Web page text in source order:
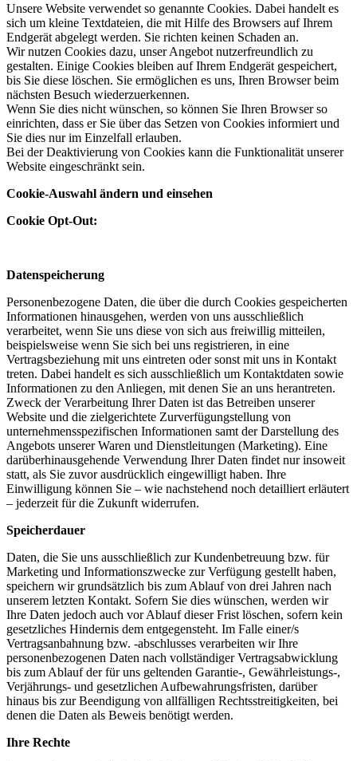
Unsere Website verwendet so genannte Cookies. Dabei handelt es
sich um kleine Textdateien, die mit Hilfe des Browsers auf Ihrem
Endgerät abgelegt werden. Sie richten keinen Schaden an.
Wir nutzen Cookies dazu, unser Angebot nutzerfreundlich zu
gestalten. Einige Cookies bleiben auf Ihrem Endgerät gespeichert,
bis Sie diese löschen. Sie ermöglichen es uns, Ihren Browser beim
nächsten Besuch wiederzuerkennen.
Wenn Sie dies nicht wünschen, so können Sie Ihren Browser so
einrichten, dass er Sie über das Setzen von Cookies informiert und
Sie dies nur im Einzelfall erlauben.
Bei der Deaktivierung von Cookies kann die Funktionalität unserer
Website eingeschränkt sein.
Cookie-Auswahl ändern und einsehen
Cookie Opt-Out:
Datenspeicherung
Personenbezogene Daten, die über die durch Cookies gespeicherten
Informationen hinausgehen, werden von uns ausschließlich
verarbeitet, wenn Sie uns diese von sich aus freiwillig mitteilen,
beispielsweise wenn Sie sich bei uns registrieren, in eine
Vertragsbeziehung mit uns eintreten oder sonst mit uns in Kontakt
treten. Dabei handelt es sich ausschließlich um Kontaktdaten sowie
Informationen zu den Anliegen, mit denen Sie an uns herantreten.
Zweck der Verarbeitung Ihrer Daten ist das Betreiben unserer
Website und die zielgerichtete Zurverfügungstellung von
unternehmensspezifischen Informationen samt der Darstellung des
Angebots unserer Waren und Dienstleitungen (Marketing). Eine
darüberhinausgehende Verwendung Ihrer Daten findet nur insoweit
statt, als Sie zuvor ausdrücklich eingewilligt haben. Ihre
Einwilligung können Sie – wie nachstehend noch detailliert erläutert
– jederzeit für die Zukunft widerrufen.
Speicherdauer
Daten, die Sie uns ausschließlich zur Kundenbetreuung bzw. für
Marketing und Informationszwecke zur Verfügung gestellt haben,
speichern wir grundsätzlich bis zum Ablauf von drei Jahren nach
unserem letzten Kontakt. Sofern Sie dies wünschen, werden wir
Ihre Daten jedoch auch vor Ablauf dieser Frist löschen, sofern kein
gesetzliches Hindernis dem entgegensteht. Im Falle einer/s
Vertragsanbahnung bzw. -abschlusses verarbeiten wir Ihre
personenbezogenen Daten nach vollständiger Vertragsabwicklung
bis zum Ablauf der für uns geltenden Garantie-, Gewährleistungs-,
Verjährungs- und gesetzlichen Aufbewahrungsfristen, darüber
hinaus bis zur Beendigung von allfälligen Rechtsstreitigkeiten, bei
denen die Daten als Beweis benötigt werden.
Ihre Rechte